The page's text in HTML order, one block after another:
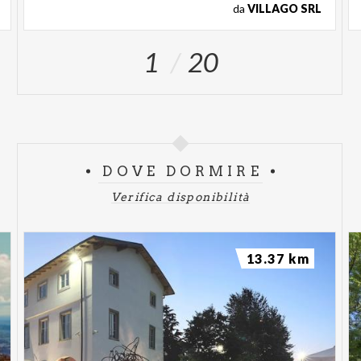
da VILLAGO SRL
1 20
DOVE DORMIRE
Verifica disponibilità
13.37 km